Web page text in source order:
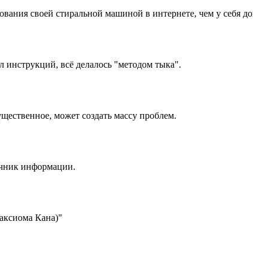
своей стиральной машиной в интернете, чем у себя
всё делалось "методом тыка".
может создать массу проблем.
информации.
Кана)"